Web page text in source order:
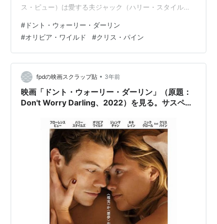
ス・ピュー）は愛する夫ジャック（ハリー・スタイル
のボスであるフランク（クリス・パイン）のホームパー
ティに参加しますが、そこで突然、隣人のマーガレット
（キキ・レイン）が「みんな騙されている！」と言い始
めます彼女は息子が失踪したのはフランクのせいだと思
っていましたその後アリスは奇妙な感覚に襲われ、何か
を思い出せそうで思い出せず…★タイトルだけ見ると……
# ドント・ウォーリー・ダーリン
#オリビア・ワイルド #クリス・パイン
fpdの映画スクラップ貼 • 3年前
映画「ドント・ウォーリー・ダーリン」（原題：
Don't Worry Darling、2022）を見る。サスペン